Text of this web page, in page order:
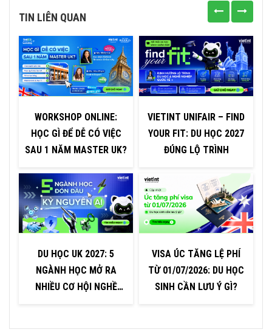
TIN LIÊN QUAN
WORKSHOP ONLINE:
HỌC GÌ ĐỂ DỄ CÓ VIỆC
SAU 1 NĂM MASTER UK?
DU HỌC UK 2027: 5
NGÀNH HỌC MỞ RA
NHIỀU CƠ HỘI NGHỀ
VIETINT UNIFAIR – FIND
YOUR FIT: DU HỌC 2027
ĐÚNG LỘ TRÌNH
VISA ÚC TĂNG LỆ PHÍ
TỪ 01/07/2026: DU HỌC
SINH CẦN LƯU Ý GÌ?